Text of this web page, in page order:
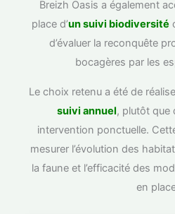
Breizh Oasis a également
place d’un suivi biodiversité
d’évaluer la reconquête
bocagères par les
Le choix retenu a été de
suivi annuel, plutôt que
intervention ponctuelle.
mesurer l’évolution des
la faune et l’efficacité des
en